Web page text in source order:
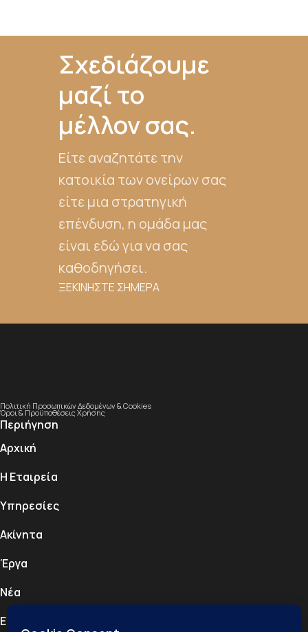
Σχεδιάζουμε
μαζί το
μέλλον σας.
Είτε αναζητάτε την
κατοικία των ονείρων σας
είτε μια στρατηγική
επένδυση, η ομάδα μας
είναι εδώ για να σας
καθοδηγήσει.
ΞΕΚΙΝΗΣΤΕ ΣΗΜΕΡΑ
Πολιτική Προσωπικών Δεδομένων & Cookies
Όροι & Προϋποθέσεις Χρήσης
Περιήγηση
Αρχική
Η Εταιρεία
Υπηρεσίες
Ακίνητα
Έργα
Νέα
Επικοινωνία